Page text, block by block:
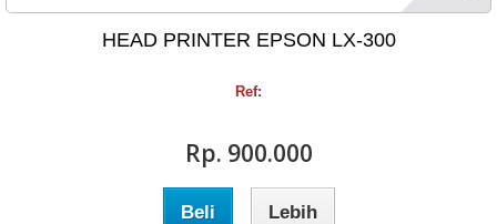
HEAD PRINTER EPSON LX-300
Ref:
Rp‎. 900.000
Beli Lebih